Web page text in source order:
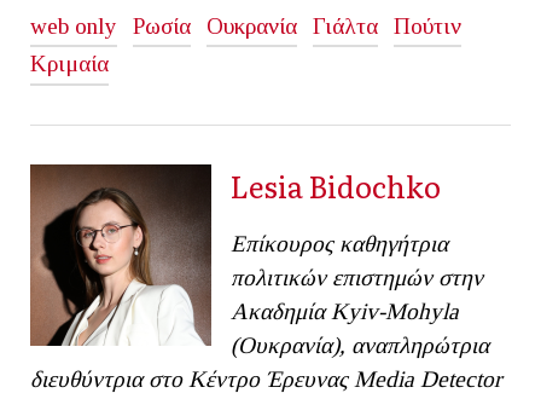
web only Ρωσία Ουκρανία Γιάλτα
Πούτιν
Κριμαία
Lesia Bidochko
Επίκουρος καθηγήτρια
πολιτικών επιστημών στην
Ακαδημία Kyiv-Mohyla
(Ουκρανία), αναπληρώτρια
διευθύντρια στο Κέντρο Έρευνας Μedia Detector